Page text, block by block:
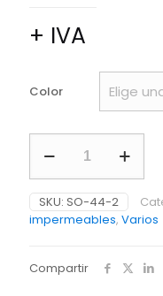
+ IVA
Color
Brook
Ergo
27"
Reflectivo
PRECIO
SKU: SO-44-2
impermeables, Varios
Compartir